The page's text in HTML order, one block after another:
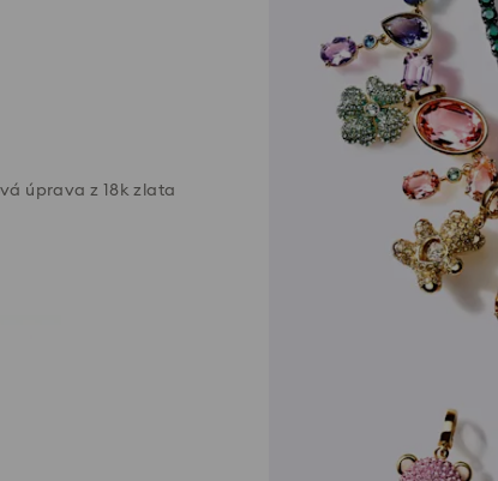
úprava z 18k zlata